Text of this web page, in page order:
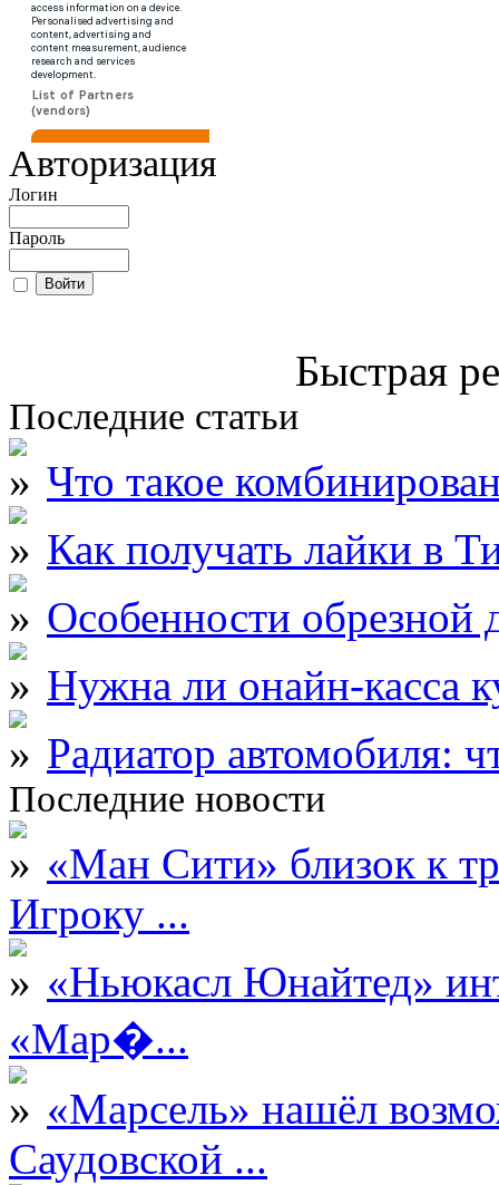
Авторизация
Логин
Пароль
Быстрая
Последние статьи
Что такое
Как получать лайки в
Особенности обрезной
Нужна ли онайн-касса
Радиатор автомобиля:
Последние новости
«Ман Сити» близок к
Игроку ...
«Ньюкасл Юнайтед»
«Мар�...
«Марсель» нашёл
Саудовской ...